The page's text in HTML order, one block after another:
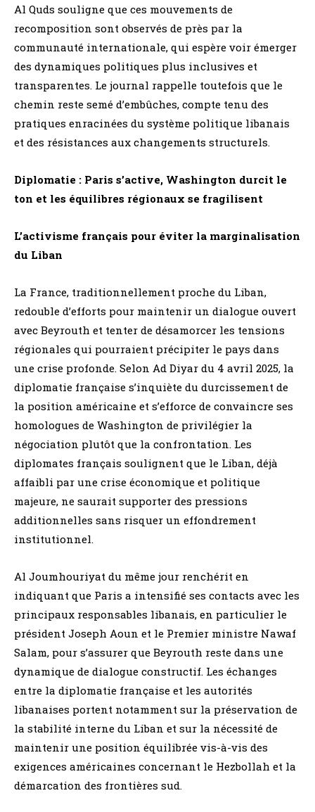
Al Quds souligne que ces mouvements de
recomposition sont observés de près par la
communauté internationale, qui espère voir émerger
des dynamiques politiques plus inclusives et
transparentes. Le journal rappelle toutefois que le
chemin reste semé d’embûches, compte tenu des
pratiques enracinées du système politique libanais
et des résistances aux changements structurels.
Diplomatie : Paris s’active, Washington durcit le
ton et les équilibres régionaux se fragilisent
L’activisme français pour éviter la marginalisation
du Liban
La France, traditionnellement proche du Liban,
redouble d’efforts pour maintenir un dialogue ouvert
avec Beyrouth et tenter de désamorcer les tensions
régionales qui pourraient précipiter le pays dans
une crise profonde. Selon Ad Diyar du 4 avril 2025, la
diplomatie française s’inquiète du durcissement de
la position américaine et s’efforce de convaincre ses
homologues de Washington de privilégier la
négociation plutôt que la confrontation. Les
diplomates français soulignent que le Liban, déjà
affaibli par une crise économique et politique
majeure, ne saurait supporter des pressions
additionnelles sans risquer un effondrement
institutionnel.
Al Joumhouriyat du même jour renchérit en
indiquant que Paris a intensifié ses contacts avec les
principaux responsables libanais, en particulier le
président Joseph Aoun et le Premier ministre Nawaf
Salam, pour s’assurer que Beyrouth reste dans une
dynamique de dialogue constructif. Les échanges
entre la diplomatie française et les autorités
libanaises portent notamment sur la préservation de
la stabilité interne du Liban et sur la nécessité de
maintenir une position équilibrée vis-à-vis des
exigences américaines concernant le Hezbollah et la
démarcation des frontières sud.